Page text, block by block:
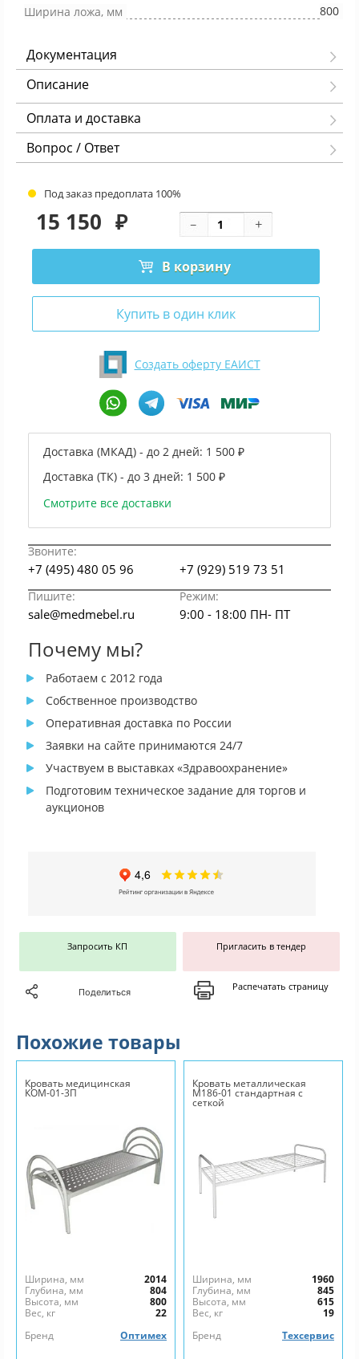
Ширина ложа, мм
800
Документация
Описание
Оплата и доставка
Вопрос / Ответ
Под заказ предоплата 100%
15 150 ₽
В корзину
Купить в один клик
Создать оферту ЕАИСТ
Доставка (МКАД) - до 2 дней: 1 500 ₽
Доставка (ТК) - до 3 дней: 1 500 ₽
Смотрите все доставки
Звоните:
+7 (495) 480 05 96 +7 (929) 519 73 51
Пишите: Режим:
sale@medmebel.ru 9:00 - 18:00 ПН- ПТ
Почему мы?
Работаем с 2012 года
Собственное производство
Оперативная доставка по России
Заявки на сайте принимаются 24/7
Участвуем в выставках «Здравоохранение»
Подготовим техническое задание для торгов и
аукционов
Запросить КП Пригласить в тендер
Поделиться Распечатать страницу
Похожие товары
Кровать медицинская
КОМ-01-3П
Ширина, мм
2014
Глубина, мм
804
Высота, мм
800
Вес, кг
22
Бренд
Оптимех
Кровать металлическая
М186-01 стандартная с
сеткой
Ширина, мм
1960
Глубина, мм
845
Высота, мм
615
Вес, кг
19
Бренд
Техсервис